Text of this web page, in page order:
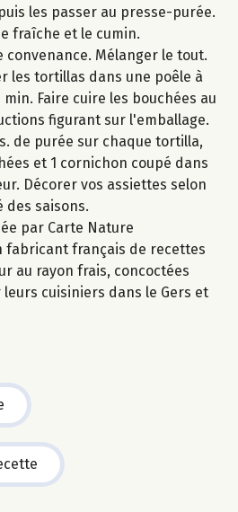
les passer au presse-purée.
fraîche et le cumin.
convenance. Mélanger le tout.
tortillas dans une poêle à
Faire cuire les bouchées au
figurant sur l'emballage.
de purée sur chaque tortilla,
et 1 cornichon coupé dans
Décorer vos assiettes selon
des saisons.
par Carte Nature
fabricant français de recettes
au rayon frais, concoctées
cuisiniers dans le Gers et